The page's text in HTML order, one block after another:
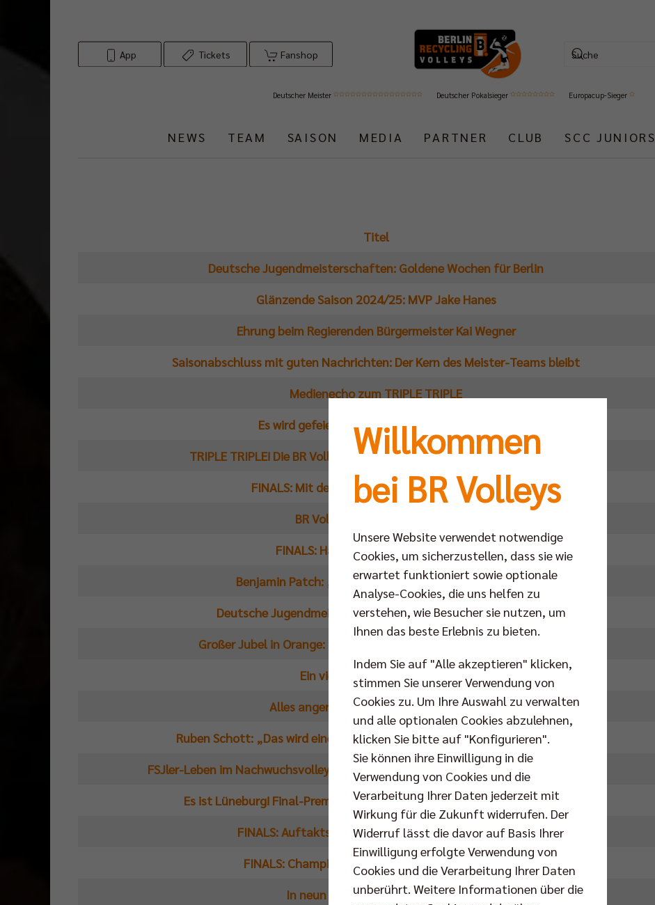
App Tickets Fanshop
Deutscher Meister Deutscher Pokalsieger Europacup-Sieger
NEWS TEAM SAISON MEDIA PARTNER CLUB SCC JUNIORS
Titel
Deutsche Jugendmeisterschaften: Goldene Wochen für Berlin
Glänzende Saison 2024/25: MVP Jake Hanes
Ehrung beim Regierenden Bürgermeister Kai Wegner
Saisonabschluss mit guten Nachrichten: Der Kern des Meister-Teams bleibt
Medienecho zum TRIPLE TRIPLE
Es wird gefeiert: BR Volleys Saisonabschluss
TRIPLE TRIPLE! Die BR Volleys verteidigen erneut alle nationalen Titel
FINALS: Mit den Heimfans auf der Zielgeraden
BR Volleys bauen Führung aus
FINALS: Harter Job am Tag der Arbeit
Benjamin Patch: „Ich hatte andauernd Gänsehaut“
Deutsche Jugendmeisterschaften: erste Medaille für Berlin
Großer Jubel in Orange: Gelungener Geburtstag und Finalauftakt
Ein vielversprechender Start
Alles angerichtet für die Final-Premiere
Ruben Schott: „Das wird eine sehr herausfordernde Finalserie – für beide“
FSJler-Leben im Nachwuchsvolleyball: Leidenschaft und Engagement für die Jugend
Es ist Lüneburg! Final-Premiere zwischen den Topteams dieser Spielzeit
FINALS: Auftaktspiel wird zum (Geburtstags-) Fest!
FINALS: Champions-League-Teilnahme gesichert
In neun Sätzen ins Playoff-Finale
Willkommen
bei BR Volleys
Unsere Website verwendet notwendige
Cookies, um sicherzustellen, dass sie wie
erwartet funktioniert sowie optionale
Analyse-Cookies, die uns helfen zu
verstehen, wie Besucher sie nutzen, um
Ihnen das beste Erlebnis zu bieten.
Indem Sie auf "Alle akzeptieren" klicken,
stimmen Sie unserer Verwendung von
Cookies zu. Um Ihre Auswahl zu verwalten
und alle optionalen Cookies abzulehnen,
klicken Sie bitte auf "Konfigurieren".
Sie können ihre Einwilligung in die
Verwendung von Cookies und die
Verarbeitung Ihrer Daten jederzeit mit
Wirkung für die Zukunft widerrufen. Der
Widerruf lässt die davor auf Basis Ihrer
Einwilligung erfolgte Verwendung von
Cookies und die Verarbeitung Ihrer Daten
unberührt. Weitere Informationen über die